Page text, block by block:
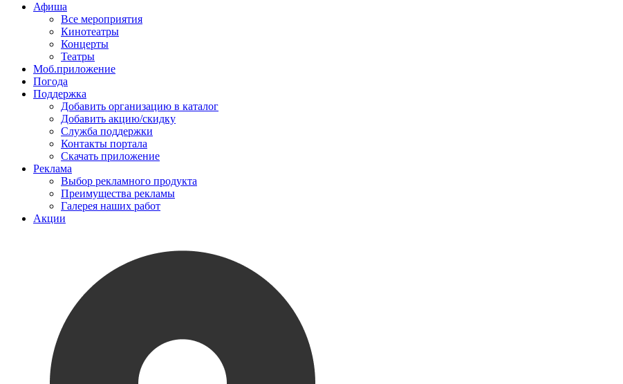
Афиша
Все мероприятия
Кинотеатры
Концерты
Театры
Моб.приложение
Погода
Поддержка
Добавить организацию в каталог
Добавить акцию/скидку
Служба поддержки
Контакты портала
Скачать приложение
Реклама
Выбор рекламного продукта
Преимущества рекламы
Галерея наших работ
Акции